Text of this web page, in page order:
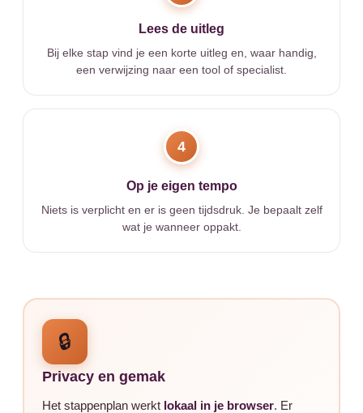
Lees de uitleg
Bij elke stap vind je een korte uitleg en, waar handig,
een verwijzing naar een tool of specialist.
4
Op je eigen tempo
Niets is verplicht en er is geen tijdsdruk. Je bepaalt zelf
wat je wanneer oppakt.
🔒
Privacy en gemak
Het stappenplan werkt lokaal in je browser. Er